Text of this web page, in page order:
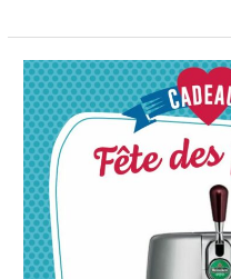
Fêtes
des
pères